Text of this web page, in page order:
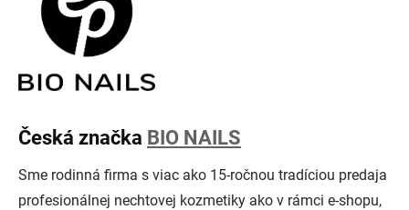
Česká značka BIO NAILS
Sme rodinná firma s viac ako 15-ročnou tradíciou predaja
profesionálnej nechtovej kozmetiky ako v rámci e-shopu,